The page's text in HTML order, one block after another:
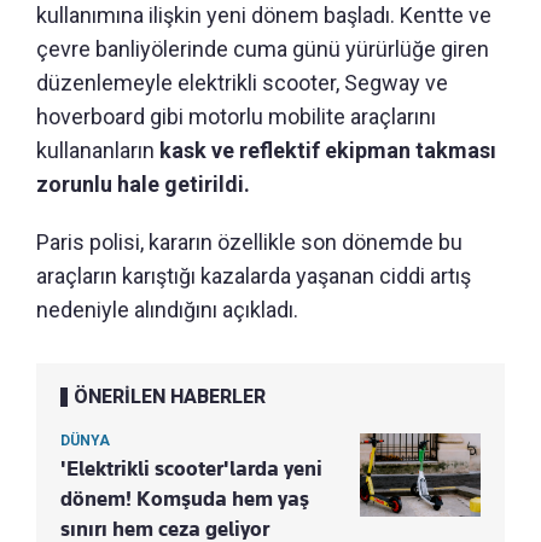
kullanımına ilişkin yeni dönem başladı. Kentte ve
çevre banliyölerinde cuma günü yürürlüğe giren
düzenlemeyle elektrikli scooter, Segway ve
hoverboard gibi motorlu mobilite araçlarını
kullananların kask ve reflektif ekipman takması
zorunlu hale getirildi.
Paris polisi, kararın özellikle son dönemde bu
araçların karıştığı kazalarda yaşanan ciddi artış
nedeniyle alındığını açıkladı.
ÖNERİLEN HABERLER
DÜNYA
'Elektrikli scooter'larda yeni
dönem! Komşuda hem yaş
sınırı hem ceza geliyor